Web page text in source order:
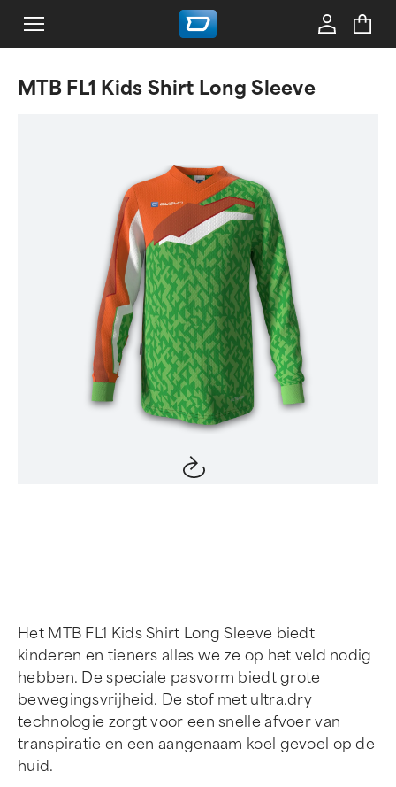
MTB FL1 Kids Shirt Long Sleeve
Het MTB FL1 Kids Shirt Long Sleeve biedt
kinderen en tieners alles we ze op het veld nodig
hebben. De speciale pasvorm biedt grote
bewegingsvrijheid. De stof met ultra.dry
technologie zorgt voor een snelle afvoer van
transpiratie en een aangenaam koel gevoel op de
huid.